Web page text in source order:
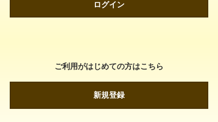
ログイン
ご利用がはじめての方はこちら
新規登録